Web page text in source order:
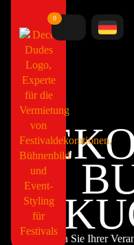
0
Verleihen Sie Ihrer